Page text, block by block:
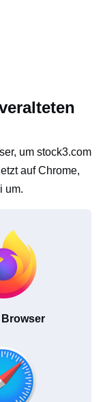
um stock3.com
auf Chrome,
um.
Browser